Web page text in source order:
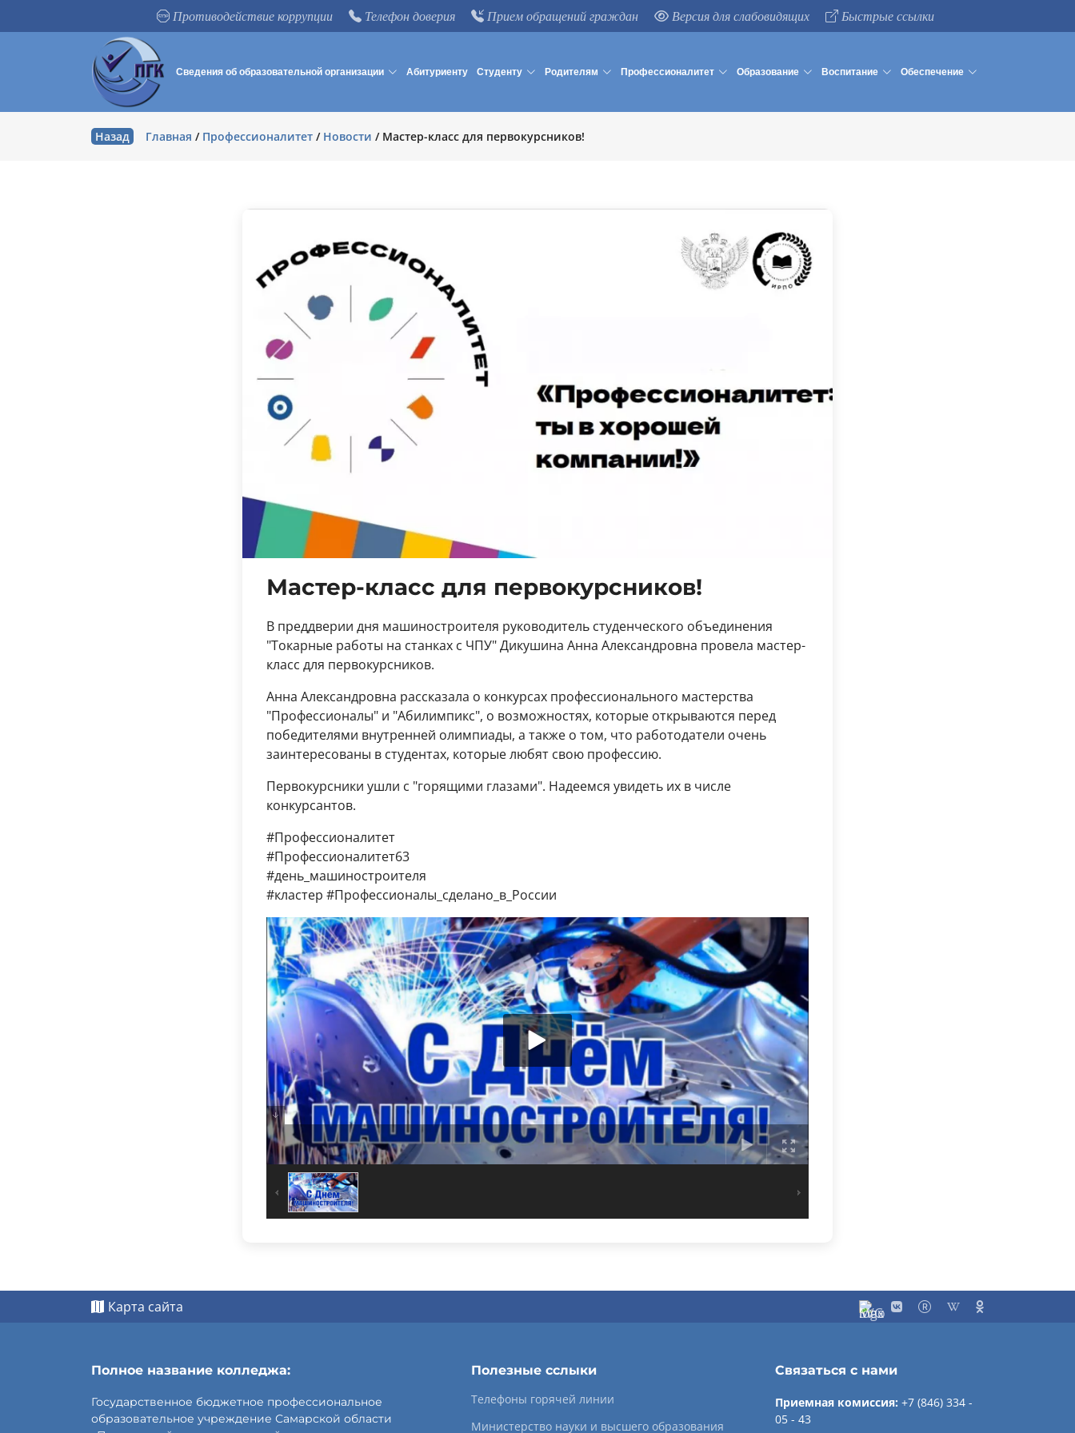
Противодействие коррупции Телефон доверия Прием обращений граждан Версия для слабовидящих Быстрые ссылки
Сведения об образовательной организации Абитуриенту Студенту Родителям Профессионалитет Образование Воспитание Обеспечение
Назад Главная / Профессионалитет / Новости / Мастер-класс для первокурсников!
Мастер-класс для первокурсников!
В преддверии дня машиностроителя руководитель студенческого объединения
"Токарные работы на станках с ЧПУ" Дикушина Анна Александровна провела мастер-
класс для первокурсников.
Анна Александровна рассказала о конкурсах профессионального мастерства
"Профессионалы" и "Абилимпикс", о возможностях, которые открываются перед
победителями внутренней олимпиады, а также о том, что работодатели очень
заинтересованы в студентах, которые любят свою профессию.
Первокурсники ушли с "горящими глазами". Надеемся увидеть их в числе
конкурсантов.
#Профессионалитет
#Профессионалитет63
#день_машиностроителя
#кластер #Профессионалы_сделано_в_России
Карта сайта
Полное название колледжа:
Государственное бюджетное профессиональное
образовательное учреждение Самарской области
Полезные сслыки
Телефоны горячей линии
Министерство науки и высшего образования
Связаться с нами
Приемная комиссия: +7 (846) 334 -
05 - 43